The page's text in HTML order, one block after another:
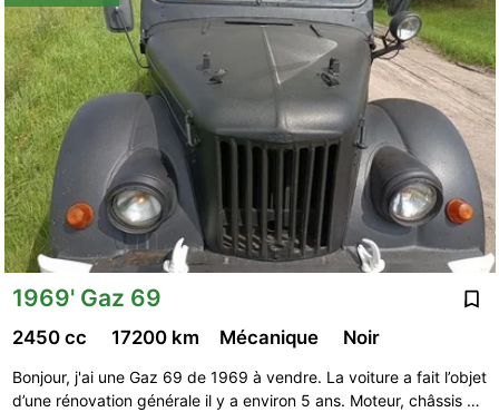
1969' Gaz 69
2450 cc 17200 km Mécanique Noir
Bonjour, j'ai une Gaz 69 de 1969 à vendre. La voiture a fait l’objet
d’une rénovation générale il y a environ 5 ans. Moteur, châssis …